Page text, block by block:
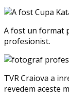
A fost un format
profesionist.
TVR Craiova a
revedem aceste